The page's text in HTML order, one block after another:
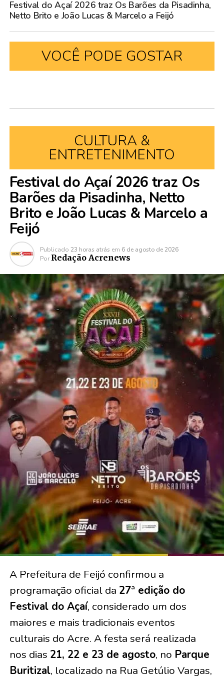
Festival do Açaí 2026 traz Os Barões da Pisadinha,
Netto Brito e João Lucas & Marcelo a Feijó
VOCÊ PODE GOSTAR
CULTURA &
ENTRETENIMENTO
Festival do Açaí 2026 traz Os
Barões da Pisadinha, Netto
Brito e João Lucas & Marcelo a
Feijó
Publicado 23 horas atrás em 6 de agosto de 2026
Por Redação Acrenews
A Prefeitura de Feijó confirmou a
programação oficial da 27ª edição do
Festival do Açaí, considerado um dos
maiores e mais tradicionais eventos
culturais do Acre. A festa será realizada
nos dias 21, 22 e 23 de agosto, no Parque
Buritizal, localizado na Rua Getúlio Vargas,